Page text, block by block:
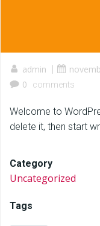
admin |
0
comments
Welcome to
delete it, then start
Category
Uncategorized
Tags